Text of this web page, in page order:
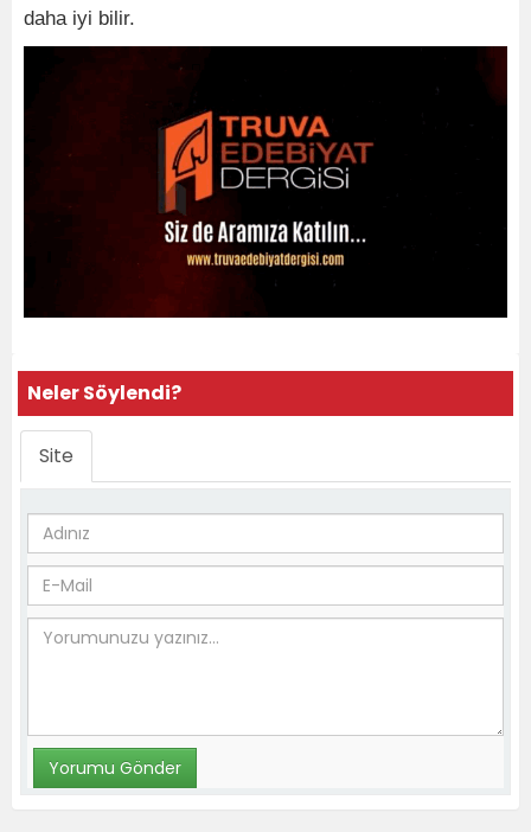
daha iyi bilir.
Neler Söylendi?
Site